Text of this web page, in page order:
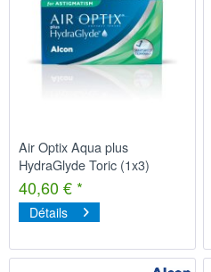
Air Optix Aqua plus
HydraGlyde Toric (1x3)
40,60 € *
Détails